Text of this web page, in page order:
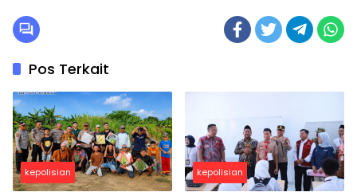
Pos Terkait
kepolisian kepolisian